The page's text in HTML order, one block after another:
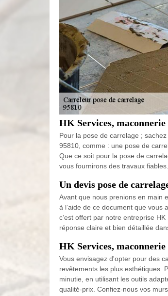
HK Services,
Pour la pose de carrelage ;
95810, comme : une pose de
Que ce soit pour la pose de
vous fournirons des travaux fiables.
Un devis pose de
Avant que nous prenions en main
à l’aide de ce document que
c’est offert par notre entreprise
réponse claire et bien détaillée
HK Services,
Vous envisagez d'opter pour des
revêtements les plus esthétiques.
minutie, en utilisant les outils
qualité-prix. Confiez-nous vos